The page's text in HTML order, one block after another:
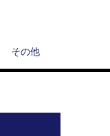
その他